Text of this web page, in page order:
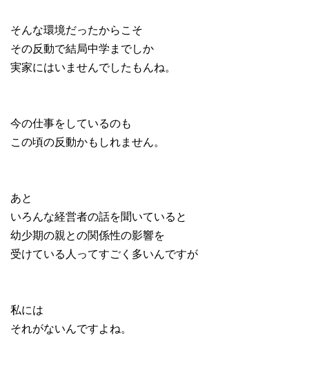
そんな環境だったからこそ
その反動で結局中学までしか
実家にはいませんでしたもんね。
今の仕事をしているのも
この頃の反動かもしれません。
あと
いろんな経営者の話を聞いていると
幼少期の親との関係性の影響を
受けている人ってすごく多いんですが
私には
それがないんですよね。